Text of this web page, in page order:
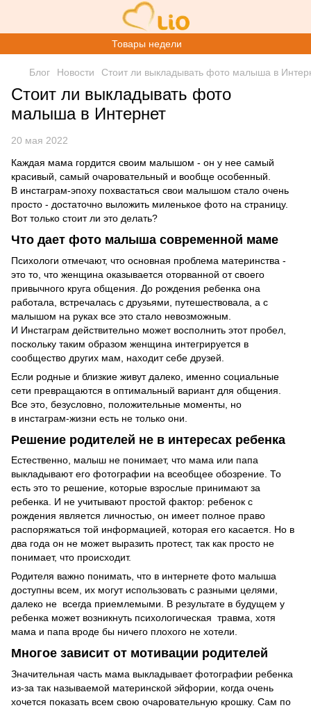
Товары недели
Блог Новости Стоит ли выкладывать фото малыша в
Стоит ли выкладывать фото
малыша в Интернет
20 мая 2022
Каждая мама гордится своим малышом - он у нее самый
красивый, самый очаровательный и вообще особенный.
В инстаграм-эпоху похвастаться свои малышом стало очень
просто - достаточно выложить миленькое фото на страницу.
Вот только стоит ли это делать?
Что дает фото малыша современной маме
Психологи отмечают, что основная проблема материнства -
это то, что женщина оказывается оторванной от своего
привычного круга общения. До рождения ребенка она
работала, встречалась с друзьями, путешествовала, а с
малышом на руках все это стало невозможным.
И Инстаграм действительно может восполнить этот пробел,
поскольку таким образом женщина интегрируется в
сообщество других мам, находит себе друзей.
Если родные и близкие живут далеко, именно социальные
сети превращаются в оптимальный вариант для общения.
Все это, безусловно, положительные моменты, но
в инстаграм-жизни есть не только они.
Решение родителей не в интересах ребенка
Естественно, малыш не понимает, что мама или папа
выкладывают его фотографии на всеобщее обозрение. То
есть это то решение, которые взрослые принимают за
ребенка. И не учитывают простой фактор: ребенок с
рождения является личностью, он имеет полное право
распоряжаться той информацией, которая его касается. Но в
два года он не может выразить протест, так как просто не
понимает, что происходит.
Родителя важно понимать, что в интернете фото малыша
доступны всем, их могут использовать с разными целями,
далеко не всегда приемлемыми. В результате в будущем у
ребенка может возникнуть психологическая травма, хотя
мама и папа вроде бы ничего плохого не хотели.
Многое зависит от мотивации родителей
Значительная часть мама выкладывает фотографии ребенка
из-за так называемой материнской эйфории, когда очень
хочется показать всем свою очаровательную крошку. Сам по